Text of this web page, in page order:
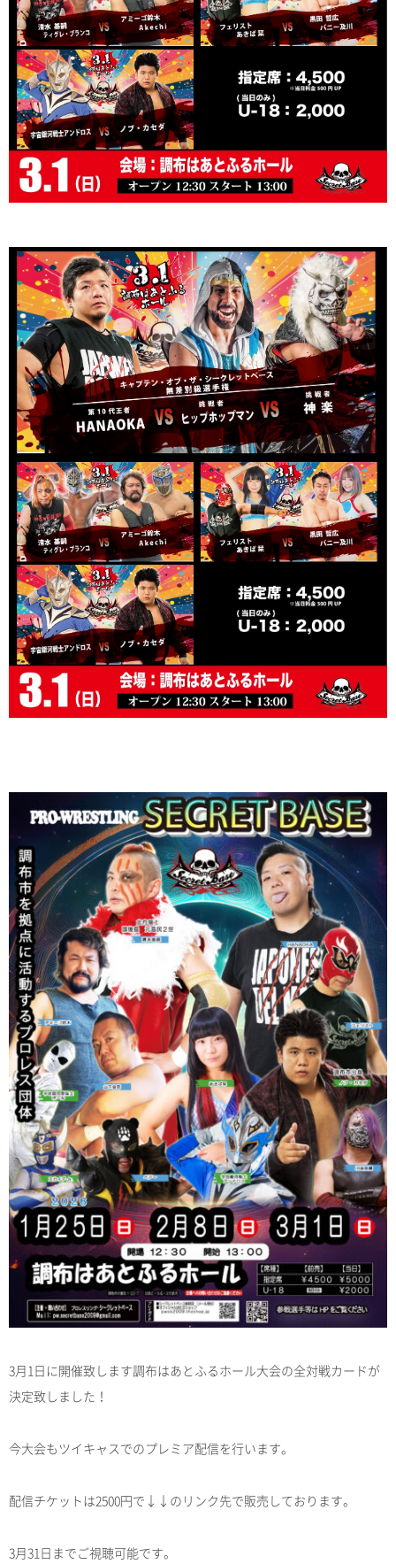
3月1日に開催致します調布はあとふるホール大会の全対戦カードが
決定致しました！
今大会もツイキャスでのプレミア配信を行います。
配信チケットは2500円で↓↓のリンク先で販売しております。
3月31日までご視聴可能です。